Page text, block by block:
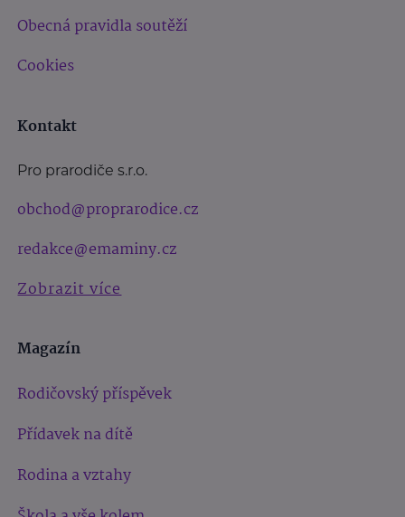
Obecná pravidla soutěží
Cookies
Kontakt
Pro prarodiče s.r.o.
obchod@proprarodice.cz
redakce@emaminy.cz
Zobrazit více
Magazín
Rodičovský příspěvek
Přídavek na dítě
Rodina a vztahy